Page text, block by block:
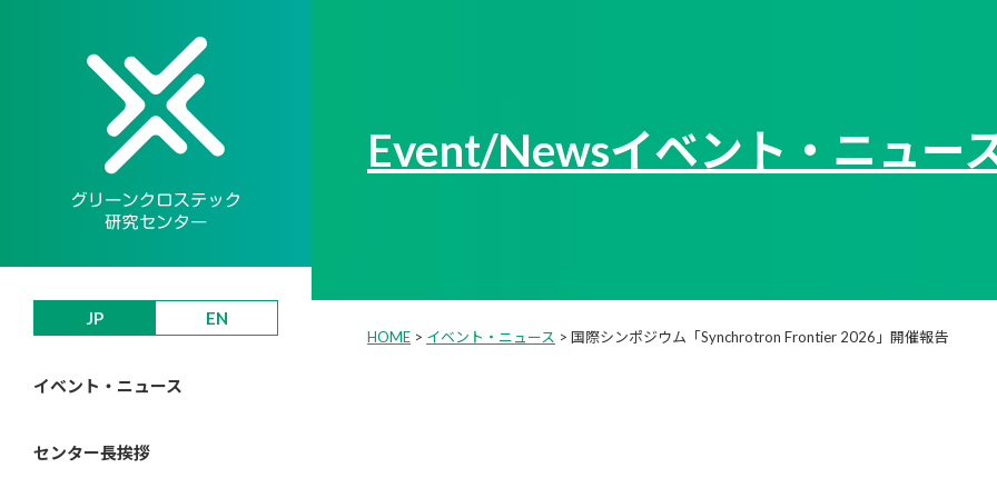
JP EN
イベント・ニュース
センター長挨拶
Event/Newsイベント・ニュー
HOME > イベント・ニュース > 国際シンポジウム「Synchrotron Frontier 2026」開催報告